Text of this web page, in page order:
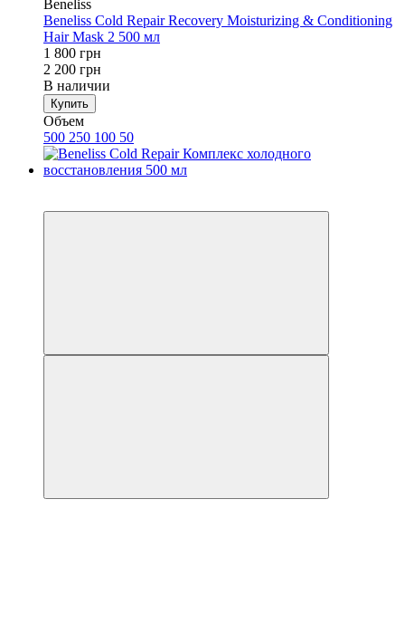
Beneliss
Beneliss Cold Repair Recovery Moisturizing & Conditioning
Hair Mask 2 500 мл
1 800 грн
2 200 грн
В наличии
Купить
Объем
500 250 100 50